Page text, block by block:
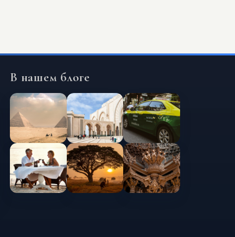
В нашем блоге